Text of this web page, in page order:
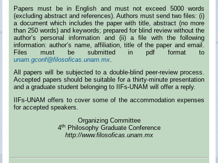
Papers must be in English and must not exceed 5000 words
(excluding abstract and references). Authors must send two files: (i)
a document which includes the paper with title, abstract (no more
than 250 words) and keywords; prepared for blind review without the
author’s personal information and (ii) a file with the following
information: author’s name, affiliation, title of the paper and email.
Files must be submitted in pdf format to
unam.gconf@filosoficas.unam.mx
All papers will be subjected to a double-blind peer-review process.
Accepted papers should be suitable for a thirty-minute presentation
and a graduate student belonging to IIFs-UNAM will offer a reply.
IIFs-UNAM offers to cover some of the accommodation expenses
for accepted speakers.
Organizing Committee
4th
Philosophy Graduate Conference
http://www.filosoficas.unam.mx